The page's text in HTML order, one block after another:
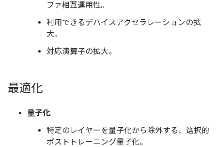
ファ相互運用性。
利用できるデバイスアクセラレーションの拡
大。
対応演算子の拡大。
最適化
量子化
特定のレイヤーを量子化から除外する、選択的
ポストトレーニング量子化。